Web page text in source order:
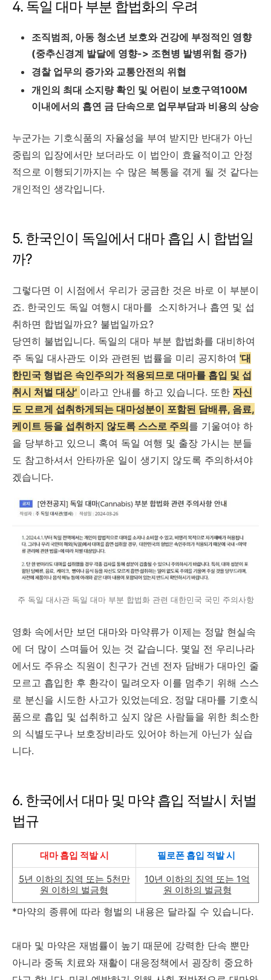
4. 독일 대마 부분 합법화의 우려
조직범죄, 아동 청소년 보호와 건강에 부정적인 영향
(중추신경계 발달에 영향-> 조현병 발병위험 증가)
경찰 업무의 증가와 교통안전의 위협
개인의 최대 소지량 확인 및 어린이 보호구역100M
이내에서의 흡연 금 단속으로 업무부담과 비용의 상승
누군가는 기호식품의 자율성을 부여 받지만 반대가 아닌
중립의 입장에서만 보더라도 이 법안이 효율적이고 안정
적으로 이행되기까지는 수 많은 복통을 겪게 될 것 같다는
개인적인 생각입니다.
5. 한국인이 독일에서 대마 흡입 시 합법일
까?
그렇다면 이 시점에서 우리가 궁금한 것은 바로 이 부분이
죠. 한국인도 독일 여행시 대마를 소지하거나 흡연 및 섭
취하면 합법일까요? 불법일까요?
당연히 불법입니다. 독일의 대마 부분 합법화를 대비하여
주 독일 대사관도 이와 관련된 법률을 미리 공지하여 '대
한민국 형법은 속인주의가 적용되므로 대마를 흡입 및 섭
취시 처벌 대상' 이라고 안내를 하고 있습니다. 또한 자신
도 모르게 섭취하게되는 대마성분이 포함된 담배류, 음료,
케이트 등을 섭취하지 않도록 스스로 주의를 기울여야 하
을 당부하고 있으니 혹여 독일 여행 및 출장 가시는 분들
도 참고하셔서 안타까운 일이 생기지 않도록 주의하셔야
겠습니다.
주 독일 대사관 독일 대마 부분 합법화 관련 대한민국 국민 주의사항
영화 속에서만 보던 대마와 마약류가 이제는 정말 현실속
에 더 많이 스며들어 있는 것 같습니다. 몇일 전 우리나라
에서도 주유소 직원이 친구가 건넨 전자 담배가 대마인 줄
모르고 흡입한 후 환각이 밀려오자 이를 멈추기 위해 스스
로 분신을 시도한 사고가 있었는데요. 정말 대마를 기호식
품으로 흡입 및 섭취하고 싶지 않은 사람들을 위한 최소한
의 식별도구나 보호장비라도 있어야 하는게 아닌가 싶습
니다.
6. 한국에서 대마 및 마약 흡입 적발시 처벌
법규
대마 흡입 적발 시 필로폰 흡입 적발 시
5년 이하의 징역 또는 5천만
원 이하의 벌금형
10년 이하의 징역 또는 1억
원 이하의 벌금형
*마약의 종류에 따라 형벌의 내용은 달라질 수 있습니다.
대마 및 마약은 재범률이 높기 때문에 강력한 단속 뿐만
아니라 중독 치료와 재활이 대응정책에서 굉장히 중요하